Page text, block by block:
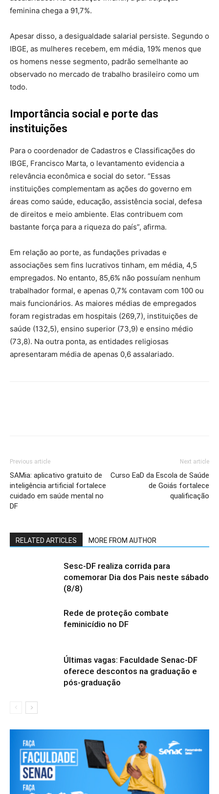
feminina chega a 91,7%.
Apesar disso, a desigualdade salarial persiste. Segundo o
IBGE, as mulheres recebem, em média, 19% menos que
os homens nesse segmento, padrão semelhante ao
observado no mercado de trabalho brasileiro como um
todo.
Importância social e porte das
instituições
Para o coordenador de Cadastros e Classificações do
IBGE, Francisco Marta, o levantamento evidencia a
relevância econômica e social do setor. “Essas
instituições complementam as ações do governo em
áreas como saúde, educação, assistência social, defesa
de direitos e meio ambiente. Elas contribuem com
bastante força para a riqueza do país”, afirma.
Em relação ao porte, as fundações privadas e
associações sem fins lucrativos tinham, em média, 4,5
empregados. No entanto, 85,6% não possuíam nenhum
trabalhador formal, e apenas 0,7% contavam com 100 ou
mais funcionários. As maiores médias de empregados
foram registradas em hospitais (269,7), instituições de
saúde (132,5), ensino superior (73,9) e ensino médio
(73,8). Na outra ponta, as entidades religiosas
apresentaram média de apenas 0,6 assalariado.
Previous article
SAMia: aplicativo gratuito de
inteligência artificial fortalece
cuidado em saúde mental no
DF
Next article
Curso EaD da Escola de Saúde
de Goiás fortalece
qualificação
RELATED ARTICLES MORE FROM AUTHOR
Sesc-DF realiza corrida para
comemorar Dia dos Pais neste sábado
(8/8)
Rede de proteção combate
feminicídio no DF
Últimas vagas: Faculdade Senac-DF
oferece descontos na graduação e
pós-graduação